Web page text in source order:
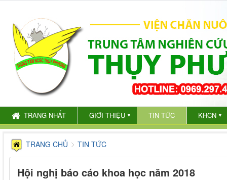
TRANG NHẤT GIỚI THIỆU ▼ TIN TỨC KHCN ▼
TRANG CHỦ TIN TỨC
Hội nghị báo cáo khoa học năm 2018